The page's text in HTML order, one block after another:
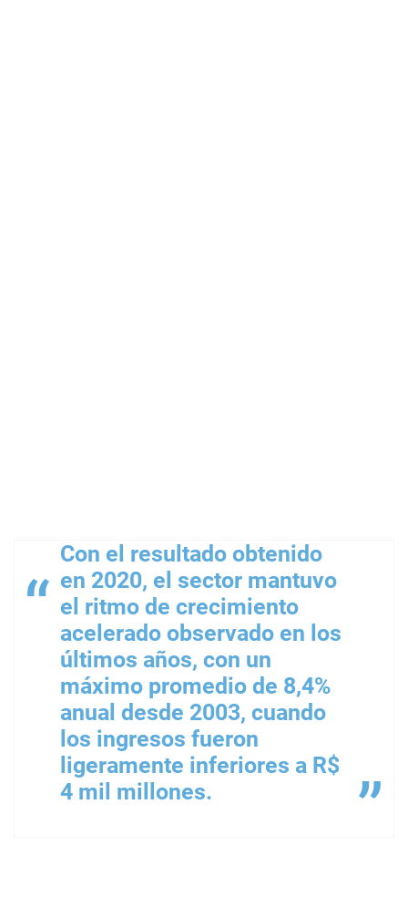
Con el resultado obtenido
en 2020, el sector mantuvo
el ritmo de crecimiento
acelerado observado en los
últimos años, con un
máximo promedio de 8,4%
anual desde 2003, cuando
los ingresos fueron
ligeramente inferiores a R$
4 mil millones.